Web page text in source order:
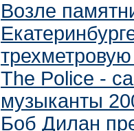
Возле
The Police -
музыканты
Боб Дилан